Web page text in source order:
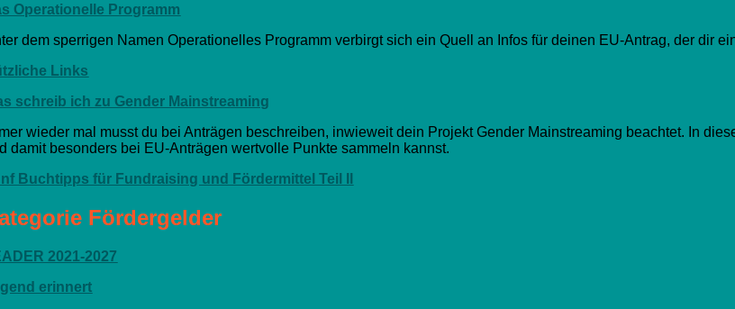
Operationelle Programm
dem sperrigen Namen Operationelles Programm verbirgt sich ein Quell an Infos für deinen EU-Antrag, der dir
Links
schreib ich zu Gender Mainstreaming
wieder mal musst du bei Anträgen beschreiben, inwieweit dein Projekt Gender Mainstreaming beachtet. In
damit besonders bei EU-Anträgen wertvolle Punkte sammeln kannst.
Buchtipps für Fundraising und Fördermittel Teil II
Fördergelder
2021-2027
erinnert